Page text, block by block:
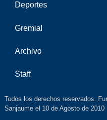
Deportes
Gremial
Archivo
Staff
Todos los derechos reservados.
Sanjaume el 10 de Agosto de 2010